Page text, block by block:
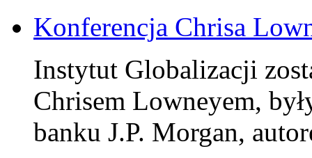
Konferencja Chrisa
Instytut Globalizacji
Chrisem Lowneyem,
banku J.P. Morgan,